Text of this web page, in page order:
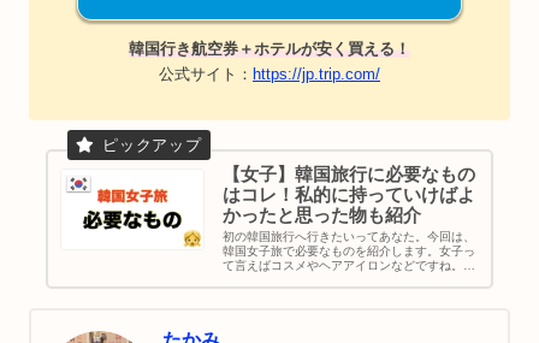
韓国行き航空券＋ホテルが安く買える！
公式サイト： https://jp.trip.com/
【女子】韓国旅行に必要なもの
はコレ！私的に持っていけばよ
かったと思った物も紹介
初の韓国旅行へ行きたいってあなた。今回は、
韓国女子旅で必要なものを紹介します。女子っ
て言えばコスメやヘアアイロンなどですね。男